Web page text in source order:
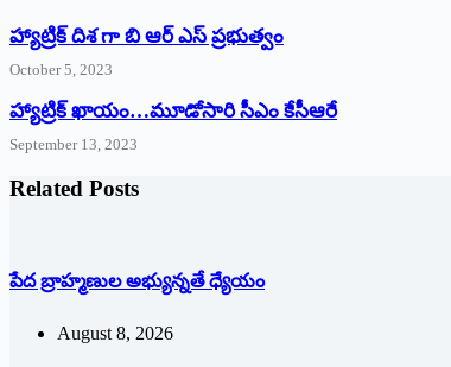
హ్యాట్రిక్ దిశ గా బి ఆర్ ఎస్ ప్రభుత్వం
October 5, 2023
హ్యాట్రిక్‌ ‌ఖాయం…మూడోసారి సీఎం కేసీఆరే
September 13, 2023
Related Posts
పేద బ్రాహ్మణుల అభ్యున్నతే ధ్యేయం
August 8, 2026